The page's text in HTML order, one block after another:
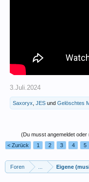
3.Juli.2024
Saxoryx JES und Gelöschtes
(Du musst angemeldet oder
< Zurück
1 2 3 4 5
Foren Eigene